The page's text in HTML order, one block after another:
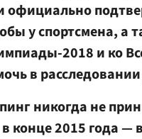
официально
у спортсмена, а
2018 и ко
в
никогда не
конце 2015 года —